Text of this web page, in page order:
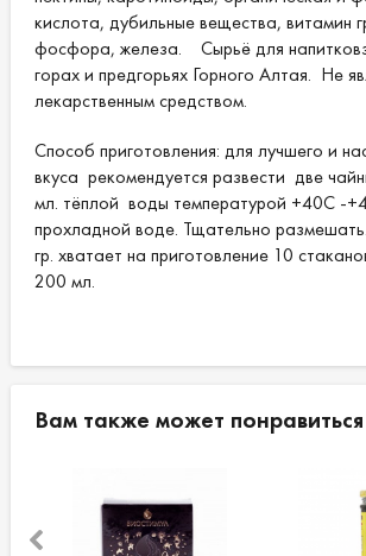
кислота, дубильные вещества, витамин
фосфора, железа. Сырьё для
горах и предгорьях Горного Алтая. Не
лекарственным средством.
Способ приготовления: для лучшего и
вкуса рекомендуется развести две
мл. тёплой воды температурой +40С -
прохладной воде. Тщательно
гр. хватает на приготовление 10
200 мл.
Вам также может понравиться